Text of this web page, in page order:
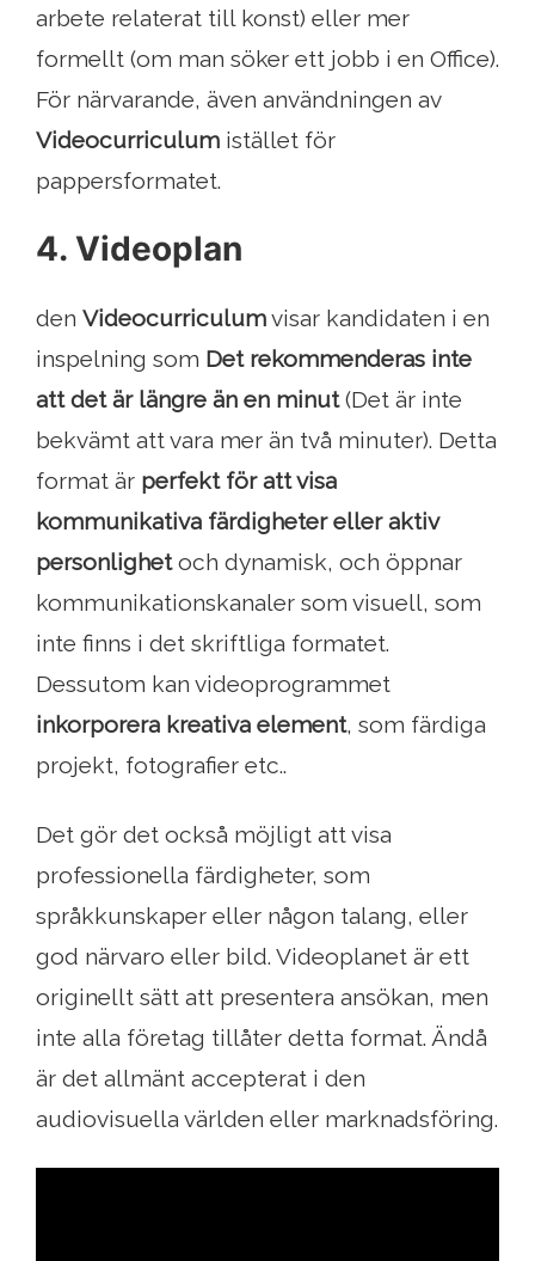
arbete relaterat till konst) eller mer
formellt (om man söker ett jobb i en Office).
För närvarande, även användningen av
Videocurriculum istället för
pappersformatet.
4. Videoplan
den Videocurriculumvisar kandidaten i en
inspelning som Det rekommenderas inte
att det är längre än en minut(Det är inte
bekvämt att vara mer än två minuter). Detta
format är perfekt för att visa
kommunikativa färdigheter eller aktiv
personlighetoch dynamisk, och öppnar
kommunikationskanaler som visuell, som
inte finns i det skriftliga formatet.
Dessutom kan videoprogrammet
inkorporera kreativa element, som färdiga
projekt, fotografier etc..
Det gör det också möjligt att visa
professionella färdigheter, som
språkkunskaper eller någon talang, eller
god närvaro eller bild. Videoplanet är ett
originellt sätt att presentera ansökan, men
inte alla företag tillåter detta format. Ändå
är det allmänt accepterat i den
audiovisuella världen eller marknadsföring.